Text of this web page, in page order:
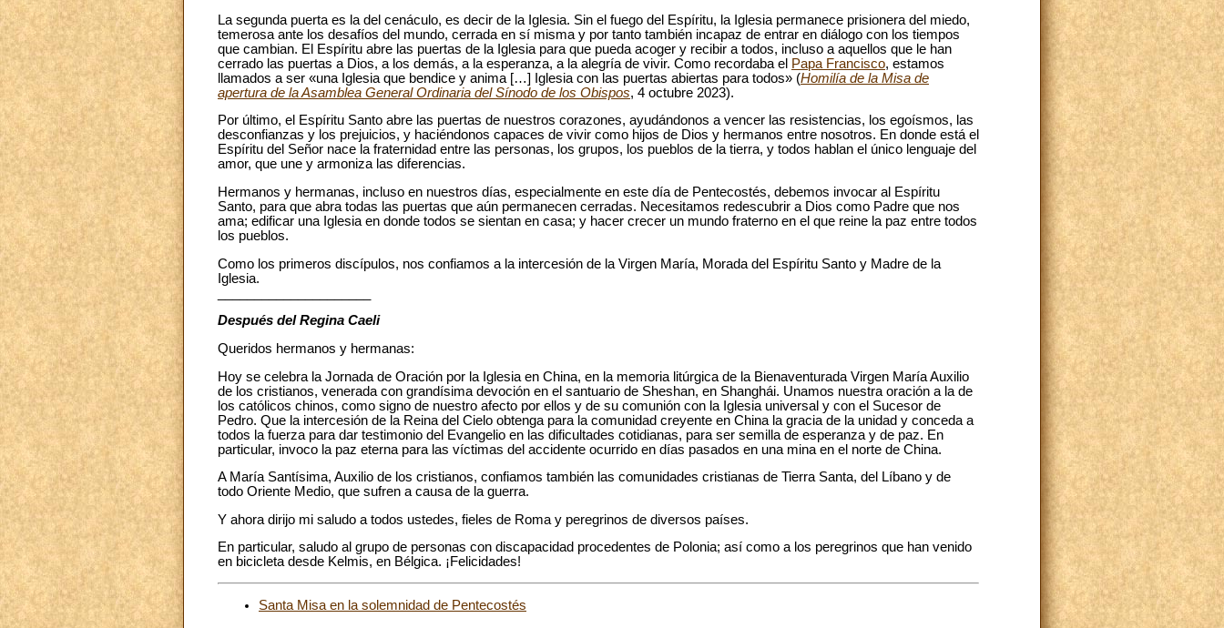
La segunda puerta es la del cenáculo, es decir de la Iglesia. Sin el fuego del Espíritu, la Iglesia permanece prisionera del miedo,
temerosa ante los desafíos del mundo, cerrada en sí misma y por tanto también incapaz de entrar en diálogo con los tiempos
que cambian. El Espíritu abre las puertas de la Iglesia para que pueda acoger y recibir a todos, incluso a aquellos que le han
cerrado las puertas a Dios, a los demás, a la esperanza, a la alegría de vivir. Como recordaba el Papa Francisco, estamos
llamados a ser «una Iglesia que bendice y anima […] Iglesia con las puertas abiertas para todos» (Homilía de la Misa de
apertura de la Asamblea General Ordinaria del Sínodo de los Obispos, 4 octubre 2023).
Por último, el Espíritu Santo abre las puertas de nuestros corazones, ayudándonos a vencer las resistencias, los egoísmos, las
desconfianzas y los prejuicios, y haciéndonos capaces de vivir como hijos de Dios y hermanos entre nosotros. En donde está el
Espíritu del Señor nace la fraternidad entre las personas, los grupos, los pueblos de la tierra, y todos hablan el único lenguaje del
amor, que une y armoniza las diferencias.
Hermanos y hermanas, incluso en nuestros días, especialmente en este día de Pentecostés, debemos invocar al Espíritu
Santo, para que abra todas las puertas que aún permanecen cerradas. Necesitamos redescubrir a Dios como Padre que nos
ama; edificar una Iglesia en donde todos se sientan en casa; y hacer crecer un mundo fraterno en el que reine la paz entre todos
los pueblos.
Como los primeros discípulos, nos confiamos a la intercesión de la Virgen María, Morada del Espíritu Santo y Madre de la
Iglesia.
Después del Regina Caeli
Queridos hermanos y hermanas:
Hoy se celebra la Jornada de Oración por la Iglesia en China, en la memoria litúrgica de la Bienaventurada Virgen María Auxilio
de los cristianos, venerada con grandísima devoción en el santuario de Sheshan, en Shanghái. Unamos nuestra oración a la de
los católicos chinos, como signo de nuestro afecto por ellos y de su comunión con la Iglesia universal y con el Sucesor de
Pedro. Que la intercesión de la Reina del Cielo obtenga para la comunidad creyente en China la gracia de la unidad y conceda a
todos la fuerza para dar testimonio del Evangelio en las dificultades cotidianas, para ser semilla de esperanza y de paz. En
particular, invoco la paz eterna para las víctimas del accidente ocurrido en días pasados en una mina en el norte de China.
A María Santísima, Auxilio de los cristianos, confiamos también las comunidades cristianas de Tierra Santa, del Líbano y de
todo Oriente Medio, que sufren a causa de la guerra.
Y ahora dirijo mi saludo a todos ustedes, fieles de Roma y peregrinos de diversos países.
En particular, saludo al grupo de personas con discapacidad procedentes de Polonia; así como a los peregrinos que han venido
en bicicleta desde Kelmis, en Bélgica. ¡Felicidades!
Santa Misa en la solemnidad de Pentecostés